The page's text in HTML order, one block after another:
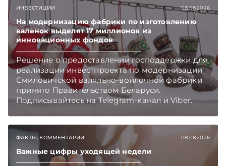
ИНВЕСТИЦИИ 08.08.2026
На модернизацию фабрики по изготовлению
валенок выделят 17 миллионов из
инновационных фондов
Решение о предоставлении господдержки для
реализации инвестпроекта по модернизации
Смиловичской валяльно-войлочной фабрики
принято Правительством Беларуси.
Подписывайтесь на Telegram‑канал и Viber.
Главное об экономике Беларуси — раньше,
ФАКТЫ, КОММЕНТАРИИ 08.08.2026
Важные цифры уходящей недели